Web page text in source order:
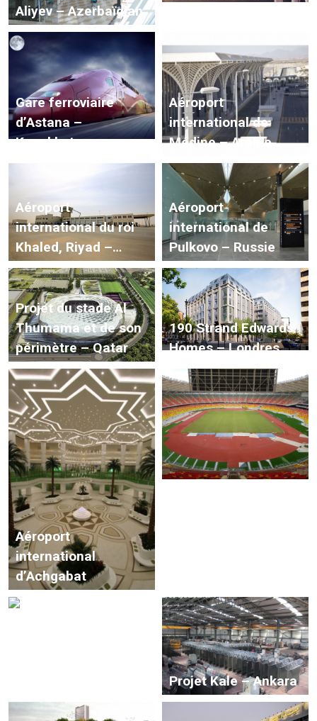
Aliyev – Azerbaïdjan
Gare ferroviaire
d’Astana –
Kazakhstan
Aéroport
international de
Médine – Arabie
saoudite Ankara
Aéroport
international du roi
Khaled, Riyad –
Arabie saoudite
Aéroport
international de
Pulkovo – Russie
Projet du stade Al
Thumama et de son
périmètre – Qatar
190 Strand Edwards
Homes – Londres
Aéroport
international
d’Achgabat
Projet Kale – Ankara